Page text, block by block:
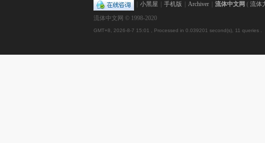
小黑屋 手机版 Archiver 流体中文网 ( 流体
流体中文网 © 1998-2020
GMT+8, 2026-8-7 15:01 , Processed in 0.039201 second(s), 11 queries .